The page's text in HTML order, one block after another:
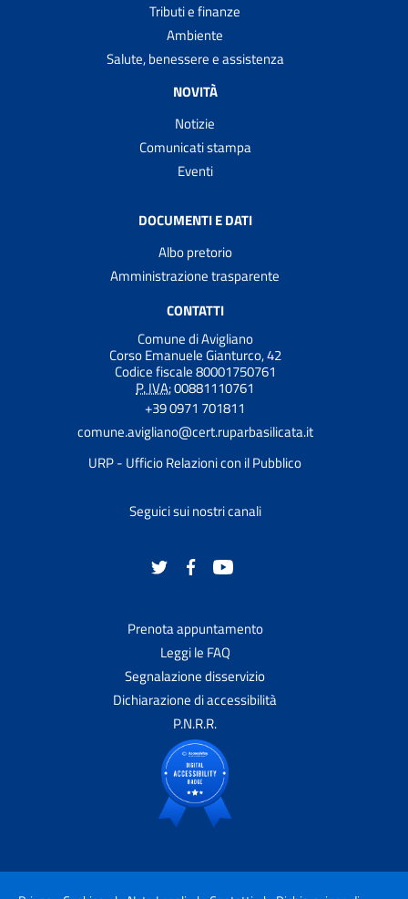
Tributi e finanze
Ambiente
Salute, benessere e assistenza
NOVITÀ
Notizie
Comunicati stampa
Eventi
DOCUMENTI E DATI
Albo pretorio
Amministrazione trasparente
CONTATTI
Comune di Avigliano
Corso Emanuele Gianturco, 42
Codice fiscale 80001750761
P. IVA:00881110761
+39 0971 701811
comune.avigliano@cert.ruparbasilicata.it
URP - Ufficio Relazioni con il Pubblico
Seguici sui nostri canali
Prenota appuntamento
Leggi le FAQ
Segnalazione disservizio
Dichiarazione di accessibilità
P.N.R.R.